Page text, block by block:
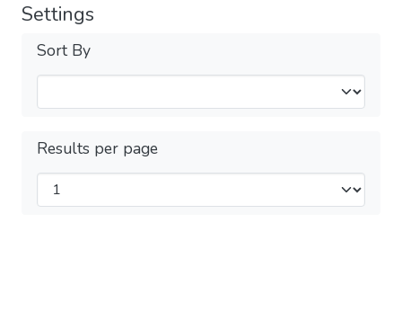
Settings
Sort By
Results per page